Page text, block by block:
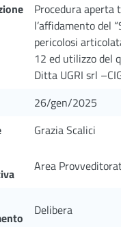
Procedura aperta
l’affidamento del
pericolosi
12 ed utilizzo del
Ditta UGRI srl
26/gen/2025
Grazia Scalici
Area
Delibera